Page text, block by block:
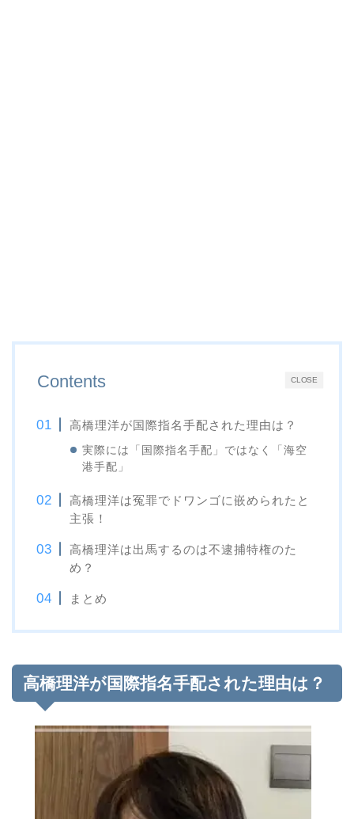
CLOSE
Contents
高橋理洋が国際指名手配された理由は？
実際には「国際指名手配」ではなく「海空
港手配」
高橋理洋は冤罪でドワンゴに嵌められたと
主張！
高橋理洋は出馬するのは不逮捕特権のた
め？
まとめ
高橋理洋が国際指名手配された理由は？